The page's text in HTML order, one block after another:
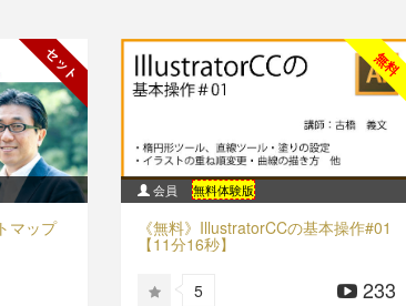
セット
マップ
無料
会員 無料体験版
《無料》IllustratorCCの基本操作#01
【11分16秒】
5 233